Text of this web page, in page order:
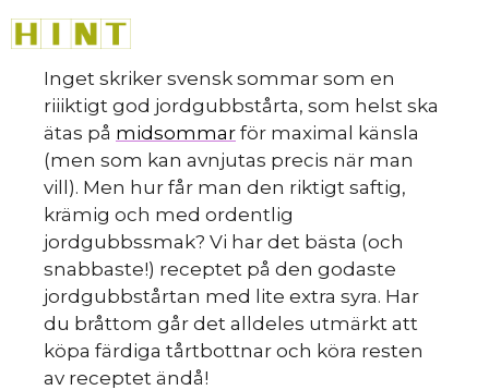
till
innehåll
Inget skriker svensk sommar som en
riiiktigt god jordgubbstårta, som helst ska
ätas på midsommar för maximal känsla
(men som kan avnjutas precis när man
vill). Men hur får man den riktigt saftig,
krämig och med ordentlig
jordgubbssmak? Vi har det bästa (och
snabbaste!) receptet på den godaste
jordgubbstårtan med lite extra syra. Har
du bråttom går det alldeles utmärkt att
köpa färdiga tårtbottnar och köra resten
av receptet ändå!